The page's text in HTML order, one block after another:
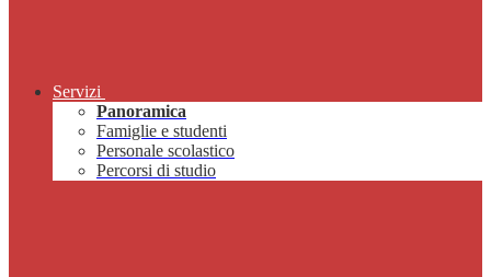
Servizi
Panoramica
Famiglie e studenti
Personale scolastico
Percorsi di studio